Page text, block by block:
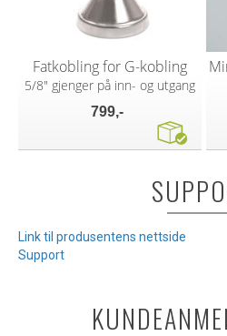
Fatkobling for G-kobling
5/8" gjenger på inn- og utgang
799,-
Link til produsentens nettside
Support